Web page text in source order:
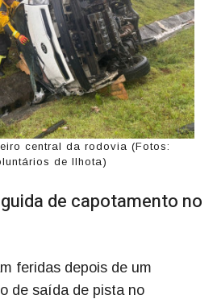
central da rodovia (Fotos:
de Ilhota)
de capotamento no
feridas depois de um
de saída de pista no